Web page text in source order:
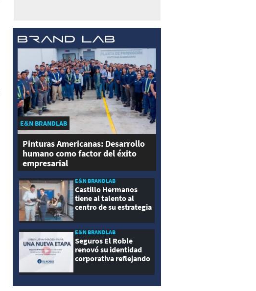
E&N BRANDLAB
Pinturas Americanas: Desarrollo
humano como factor del éxito
empresarial
E&N BRANDLAB
Castillo Hermanos
tiene al talento al
centro de su estrategia
E&N BRANDLAB
Seguros El Roble
renovó su identidad
corporativa reflejando
modernidad